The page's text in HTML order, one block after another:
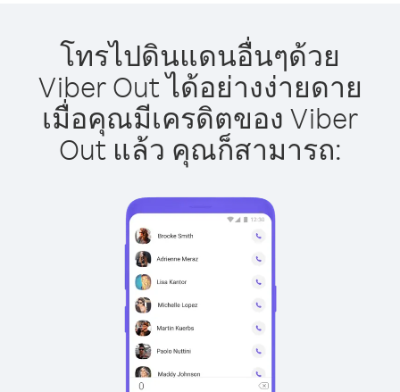
โทรไปดินแดนอื่นๆด้วย
Viber Out ได้อย่างง่ายดาย
เมื่อคุณมีเครดิตของ Viber
Out แล้ว คุณก็สามารถ: